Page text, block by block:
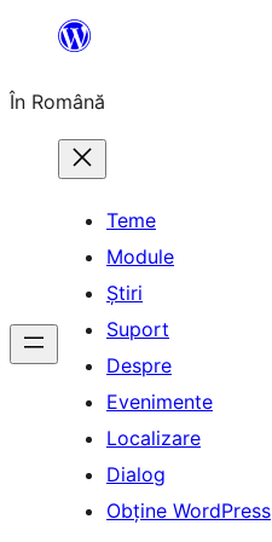
conținut
În Română
Teme
Module
Știri
Suport
Despre
Evenimente
Localizare
Dialog
Obține WordPress